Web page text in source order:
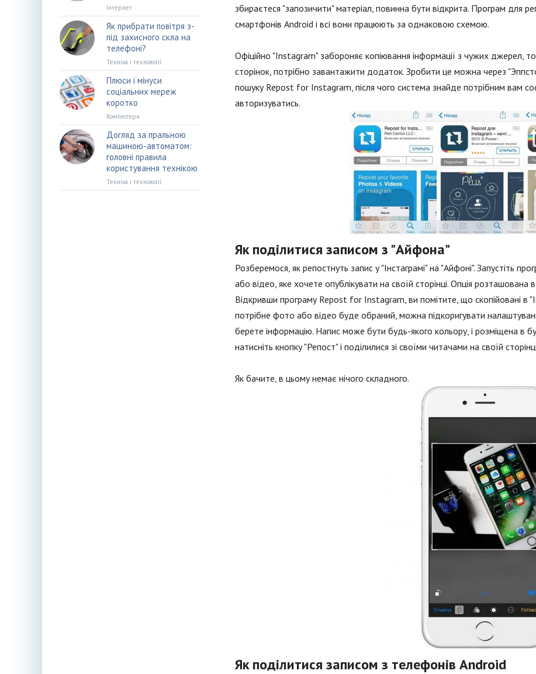
збираєтеся "запозичити" матеріал, повинна бути відкрита. Програм для
смартфонів Android і всі вони працюють за однаковою схемою.
Офіційно "Instagram" забороняє копіювання інформації з чужих джерел,
сторінок, потрібно завантажити додаток. Зробити це можна через
пошуку Repost for Instagram, після чого система знайде потрібним вам
авторизуватись.
Як поділитися записом з "Айфона"
Розберемося, як репостнуть запис у "Інстаграмі" на "Айфоні". Запустіть
або відео, яке хочете опублікувати на своїй сторінці. Опція
Відкривши програму Repost for Instagram, ви помітите, що скопійовані в
потрібне фото або відео буде обраний, можна підкоригувати
берете інформацію. Напис може бути будь-якого кольору, і розміщена в
натисніть кнопку "Репост" і поділилися зі своїми читачами на своїй
Як бачите, в цьому немає нічого складного.
Як поділитися записом з телефонів Android
Інтернет
Як прибрати повітря з-
під захисного скла на
телефоні?
Техніка і технології
Плюси і мінуси
соціальних мереж
коротко
Компютери
Догляд за пральною
машиною-автоматом:
головні правила
користування технікою
Техніка і технології